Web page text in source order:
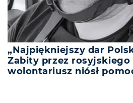
„Najpiękniejszy dar
Zabity przez rosyjskiego
wolontariusz niósł